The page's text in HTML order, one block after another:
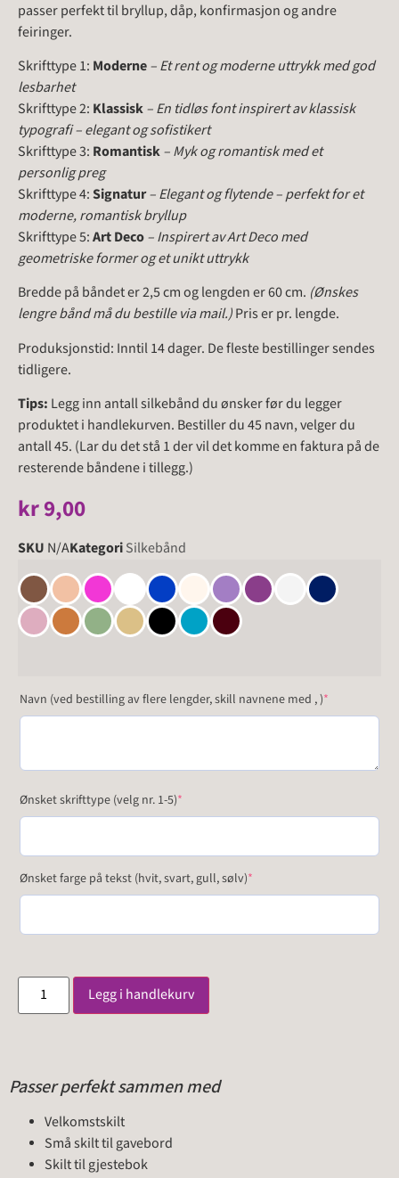
passer perfekt til bryllup, dåp, konfirmasjon og andre
feiringer.
Skrifttype 1: Moderne– Et rent og moderne uttrykk med god
lesbarhet
Skrifttype 2: Klassisk– En tidløs font inspirert av klassisk
typografi – elegant og sofistikert
Skrifttype 3: Romantisk– Myk og romantisk med et
personlig preg
Skrifttype 4:Signatur– Elegant og flytende – perfekt for et
moderne, romantisk bryllup
Skrifttype 5:Art Deco– Inspirert av Art Deco med
geometriske former og et unikt uttrykk
Bredde på båndet er 2,5 cm og lengden er 60 cm. (Ønskes
lengre bånd må du bestille via mail.)Pris er pr. lengde.
Produksjonstid: Inntil 14 dager. De fleste bestillinger sendes
tidligere.
Tips: Legg inn antall silkebånd du ønsker før du legger
produktet i handlekurven. Bestiller du 45 navn, velger du
antall 45. (Lar du det stå 1 der vil det komme en faktura på de
resterende båndene i tillegg.)
kr9,00
SKU N/AKategoriSilkebånd
Navn (ved bestilling av flere lengder, skill navnene med , )*
Ønsket skrifttype (velg nr. 1-5)*
Ønsket farge på tekst (hvit, svart, gull, sølv)*
Legg i handlekurv
Passer perfekt sammen med
Velkomstskilt
Små skilt til gavebord
Skilt til gjestebok